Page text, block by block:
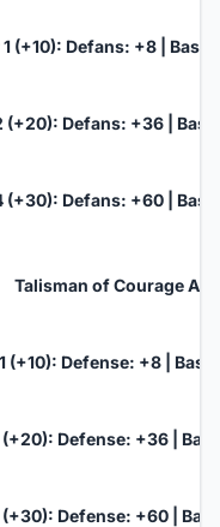
(+10): Defans: +8 |
(+20): Defans: +36 |
(+30): Defans: +60 |
Talisman of Courage
(+10): Defense: +8 |
(+20): Defense: +36 |
(+30): Defense: +60 |